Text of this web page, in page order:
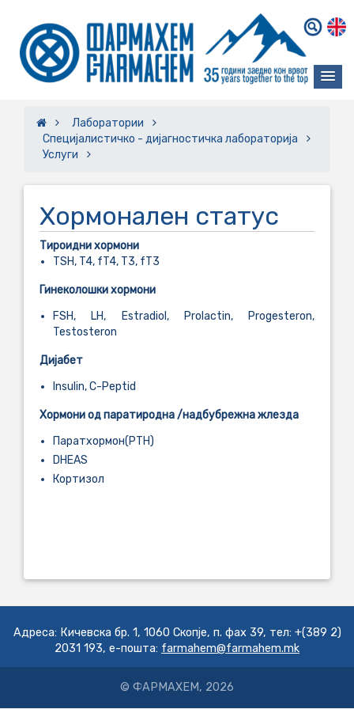
Лаборатории
Специјалистичко - дијагностичка лабораторија
Услуги
Хормонален статус
Тироидни хормони
TSH, T4, fT4, T3, fT3
Гинеколошки хормони
FSH, LH, Estradiol, Prolactin, Progesteron,
Testosteron
Дијабет
Insulin, C-Peptid
Хормони од паратиродна /надбубрежна жлезда
Паратхормон(PTH)
DHEAS
Кортизол
Адреса: Кичевска бр. 1, 1060 Скопје, п. фах 39, тел: +(389 2)
2031 193, е-пошта: farmahem@farmahem.mk
© ФАРМАХЕМ, 2026